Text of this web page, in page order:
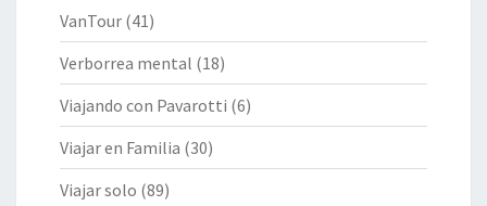
VanTour (41)
Verborrea mental (18)
Viajando con Pavarotti (6)
Viajar en Familia (30)
Viajar solo (89)